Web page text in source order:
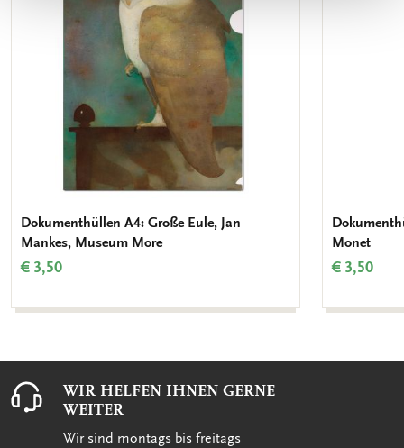
Dokumenthüllen A4: Große Eule, Jan
Mankes, Museum More
€ 3,50
Monet
€ 3,50
WIR HELFEN IHNEN GERNE
WEITER
Wir sind montags bis freitags